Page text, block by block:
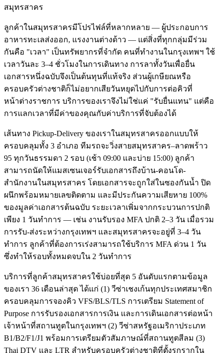
สมุทรสาคร
ลูกค้าในสมุทรสาครมีโปรไฟล์ที่หลากหลาย — ผู้ประกอบการ
อาหารทะเลส่งออก, แรงงานต่างด้าว — แต่สิ่งที่ทุกกลุ่มมีร่วม
กันคือ "เวลา" เป็นทรัพยากรที่จำกัด คนที่ทำงานในกรุงเทพฯ ใช้
เวลาวันละ 3–4 ชั่วโมงในการเดินทาง การลาทั้งวันเพื่อยื่น
เอกสารหนึ่งฉบับจึงเป็นต้นทุนที่แท้จริง ส่วนผู้เกษียณหรือ
ครอบครัวต่างชาติก็ไม่อยากเสียวันหยุดไปกับการต่อคิวที่
หน้าต่างราชการ บริการของเราจึงไม่ใช่แค่ "รับยื่นแทน" แต่คือ
การแลกเวลาที่มีค่าของคุณกับค่าบริการที่จับต้องได้
เส้นทาง Pickup-Delivery ของเราในสมุทรสาครออกแบบให้
ครอบคลุมทั้ง 3 อำเภอ ทีมรถจะวิ่งสายสมุทรสาคร–ลาดพร้าว
95 ทุกวันธรรมดา 2 รอบ (เช้า 09:00 และบ่าย 15:00) ลูกค้า
สามารถนัดให้แมสเซนเจอร์รับเอกสารถึงบ้าน-คอนโด-
สำนักงานในสมุทรสาคร โดยเอกสารจะถูกใส่ในซองกันน้ำ ปิด
ผนึกพร้อมหมายเลขติดตาม และมีประกันความเสียหาย 100%
ของมูลค่าเอกสารต้นฉบับ ระยะเวลาเพิ่มจากกระบวนการปกติ
เพียง 1 วันทำการ — เช่น งานรับรอง MFA ปกติ 2–3 วัน เมื่อรวม
การรับ-ส่งระหว่างกรุงเทพฯ และสมุทรสาครจะอยู่ที่ 3–4 วัน
ทำการ ลูกค้าที่ต้องการเร่งสามารถใช้บริการ MFA ด่วน 1 วัน
ซึ่งทำให้รอบทั้งหมดจบใน 2 วันทำการ
บริการที่ลูกค้าสมุทรสาครใช้บ่อยที่สุด 5 อันดับแรกตามข้อมูล
ของเรา 36 เดือนล่าสุด ได้แก่ (1) วีซ่าเชงเก้นทุกประเทศสมาชิก
ครอบคลุมการจองคิว VFS/BLS/TLS การเตรียม Statement of
Purpose การรับรองเอกสารการเงิน และการเดินเอกสารต่อหน้า
เจ้าหน้าที่สถานทูตในกรุงเทพฯ (2) วีซ่าสหรัฐอเมริกาประเภท
B1/B2/F1/J1 พร้อมการเตรียมตัวสัมภาษณ์ที่สถานทูตสีลม (3)
Thai DTV และ LTR สำหรับครอบครัวต่างชาติที่ตั้งรกรากใน